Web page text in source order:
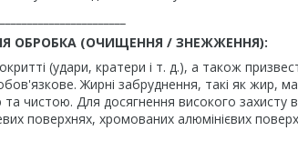
ОБРОБКА (ОЧИЩЕННЯ / ЗНЕЖЖЕННЯ):
(удари, кратери і т. д.), а також
Жирні забруднення, такі як жир,
чистою. Для досягнення високого захисту
поверхнях, хромованих алюмінієвих